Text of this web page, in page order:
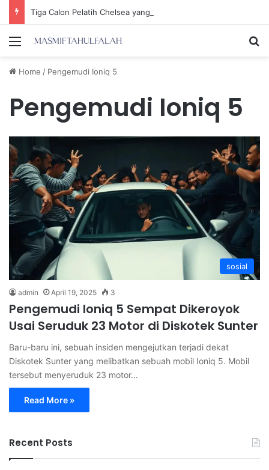
Menu
Home / Pengemudi Ioniq 5
Pengemudi Ioniq 5
sosial
admin April 19, 2025 3
Pengemudi Ioniq 5 Sempat Dikeroyok
Usai Seruduk 23 Motor di Diskotek Sunter
Baru-baru ini, sebuah insiden mengejutkan terjadi dekat
Diskotek Sunter yang melibatkan sebuah mobil Ioniq 5. Mobil
tersebut menyeruduk 23 motor…
Read More »
Recent Posts